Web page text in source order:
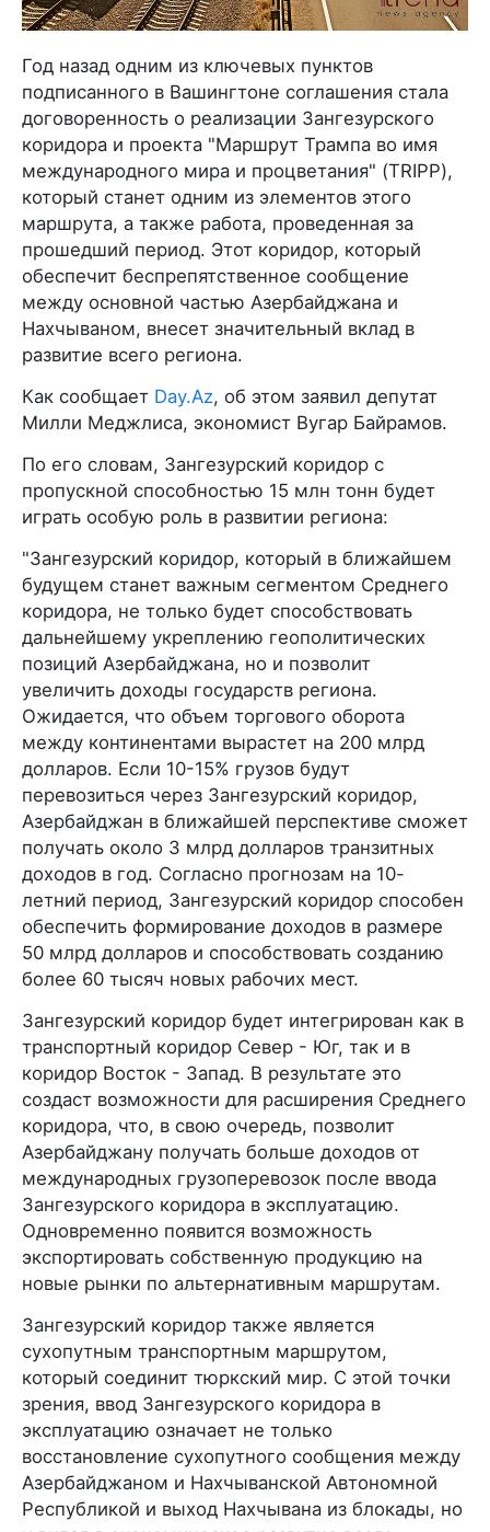
Год назад одним из ключевых пунктов
подписанного в Вашингтоне соглашения стала
договоренность о реализации Зангезурского
коридора и проекта "Маршрут Трампа во имя
международного мира и процветания" (TRIPP),
который станет одним из элементов этого
маршрута, а также работа, проведенная за
прошедший период. Этот коридор, который
обеспечит беспрепятственное сообщение
между основной частью Азербайджана и
Нахчываном, внесет значительный вклад в
развитие всего региона.
Как сообщает Day.Az, об этом заявил депутат
Милли Меджлиса, экономист Вугар Байрамов.
По его словам, Зангезурский коридор с
пропускной способностью 15 млн тонн будет
играть особую роль в развитии региона:
"Зангезурский коридор, который в ближайшем
будущем станет важным сегментом Среднего
коридора, не только будет способствовать
дальнейшему укреплению геополитических
позиций Азербайджана, но и позволит
увеличить доходы государств региона.
Ожидается, что объем торгового оборота
между континентами вырастет на 200 млрд
долларов. Если 10-15% грузов будут
перевозиться через Зангезурский коридор,
Азербайджан в ближайшей перспективе сможет
получать около 3 млрд долларов транзитных
доходов в год. Согласно прогнозам на 10-
летний период, Зангезурский коридор способен
обеспечить формирование доходов в размере
50 млрд долларов и способствовать созданию
более 60 тысяч новых рабочих мест.
Зангезурский коридор будет интегрирован как в
транспортный коридор Север - Юг, так и в
коридор Восток - Запад. В результате это
создаст возможности для расширения Среднего
коридора, что, в свою очередь, позволит
Азербайджану получать больше доходов от
международных грузоперевозок после ввода
Зангезурского коридора в эксплуатацию.
Одновременно появится возможность
экспортировать собственную продукцию на
новые рынки по альтернативным маршрутам.
Зангезурский коридор также является
сухопутным транспортным маршрутом,
который соединит тюркский мир. С этой точки
зрения, ввод Зангезурского коридора в
эксплуатацию означает не только
восстановление сухопутного сообщения между
Азербайджаном и Нахчыванской Автономной
Республикой и выход Нахчывана из блокады, но